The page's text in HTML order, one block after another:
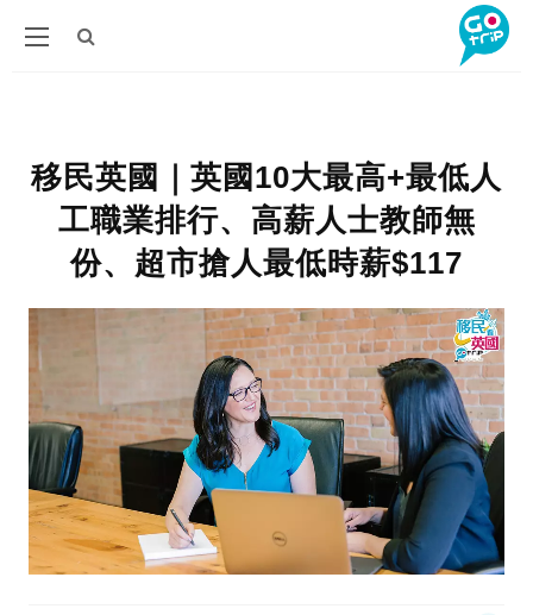
移民英國｜英國10大最高+最低人
工職業排行、高薪人士教師無
份、超市搶人最低時薪$117